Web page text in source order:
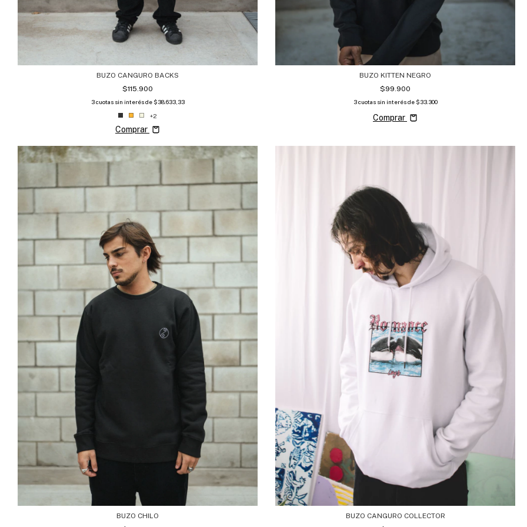
BUZO CANGURO BACKS
$115.900
3 cuotas sin interés de $38.633,33
+2
Comprar
BUZO KITTEN NEGRO
$99.900
3 cuotas sin interés de $33.300
Comprar
BUZO CHILO
BUZO CANGURO COLLECTOR